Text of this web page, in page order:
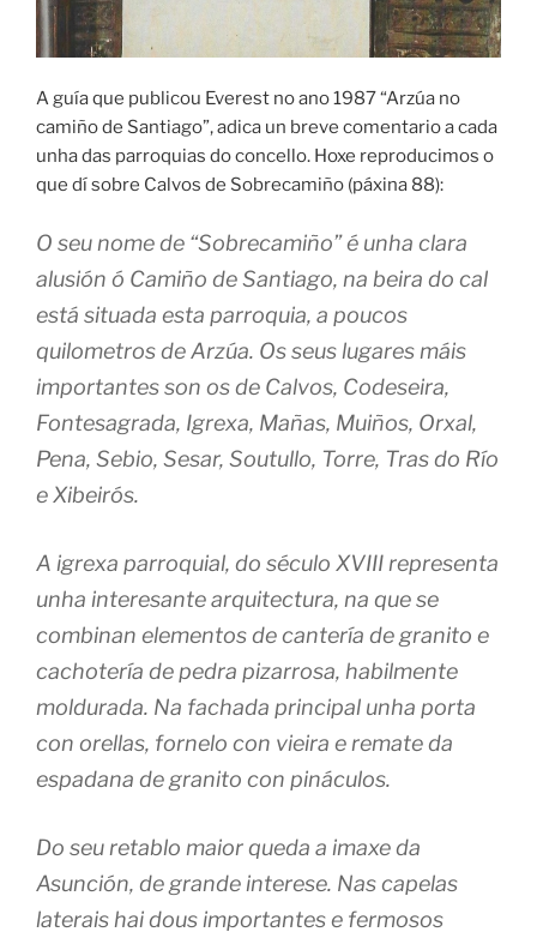
A guía que publicou Everest no ano 1987 “Arzúa no
camiño de Santiago”, adica un breve comentario a cada
unha das parroquias do concello. Hoxe reproducimos o
que dí sobre Calvos de Sobrecamiño (páxina 88):
O seu nome de “Sobrecamiño” é unha clara
alusión ó Camiño de Santiago, na beira do cal
está situada esta parroquia, a poucos
quilometros de Arzúa. Os seus lugares máis
importantes son os de Calvos, Codeseira,
Fontesagrada, Igrexa, Mañas, Muiños, Orxal,
Pena, Sebio, Sesar, Soutullo, Torre, Tras do Río
e Xibeirós.
A igrexa parroquial, do século XVIII representa
unha interesante arquitectura, na que se
combinan elementos de cantería de granito e
cachotería de pedra pizarrosa, habilmente
moldurada. Na fachada principal unha porta
con orellas, fornelo con vieira e remate da
espadana de granito con pináculos.
Do seu retablo maior queda a imaxe da
Asunción, de grande interese. Nas capelas
laterais hai dous importantes e fermosos